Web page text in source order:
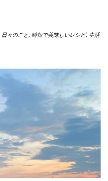
日々のこと, 時短で美味しいレシピ, 生活